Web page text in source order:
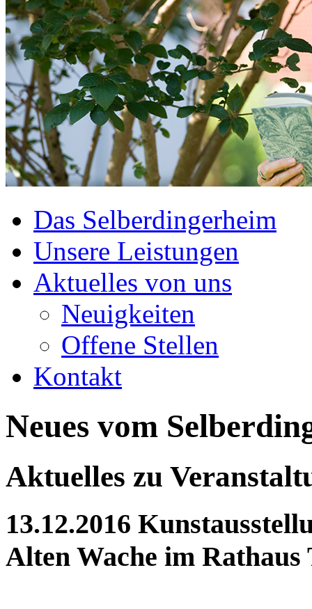
Das Selberdingerheim
Unsere Leistungen
Aktuelles von uns
Neuigkeiten
Offene Stellen
Kontakt
Neues vom
Aktuelles zu
13.12.2016
Alten Wache im Rathaus